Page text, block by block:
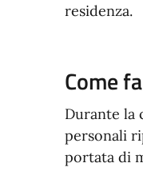
residenza.
Come
Durante la
personali
portata di